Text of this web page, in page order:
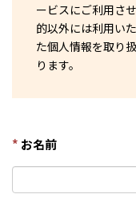
ービスにご利用さ
的以外には利用い
た個人情報を取り
ります。
* お名前